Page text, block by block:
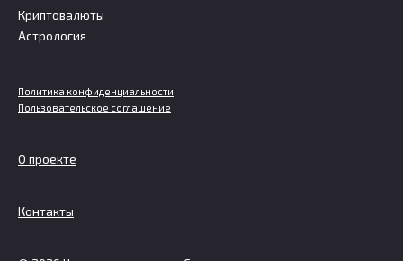
Криптовалюты
Астрология
Политика конфиденциальности
Пользовательское соглашение
О проекте
Контакты